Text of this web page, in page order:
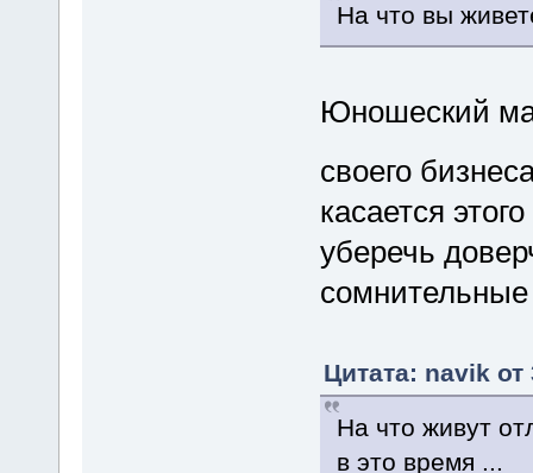
На что вы
Юношеский
своего
касается
уберечь
Цитата: navik от
На что живут
в это время ...